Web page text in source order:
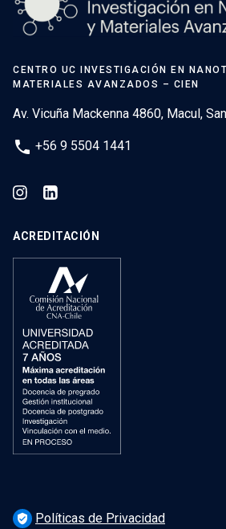
CENTRO UC INVESTIGACIÓN EN
MATERIALES AVANZADOS – CIEN
Av. Vicuña Mackenna 4860, Macul,
phone +56 9 5504 1441
ACREDITACIÓN
verified_user Políticas de Privacidad